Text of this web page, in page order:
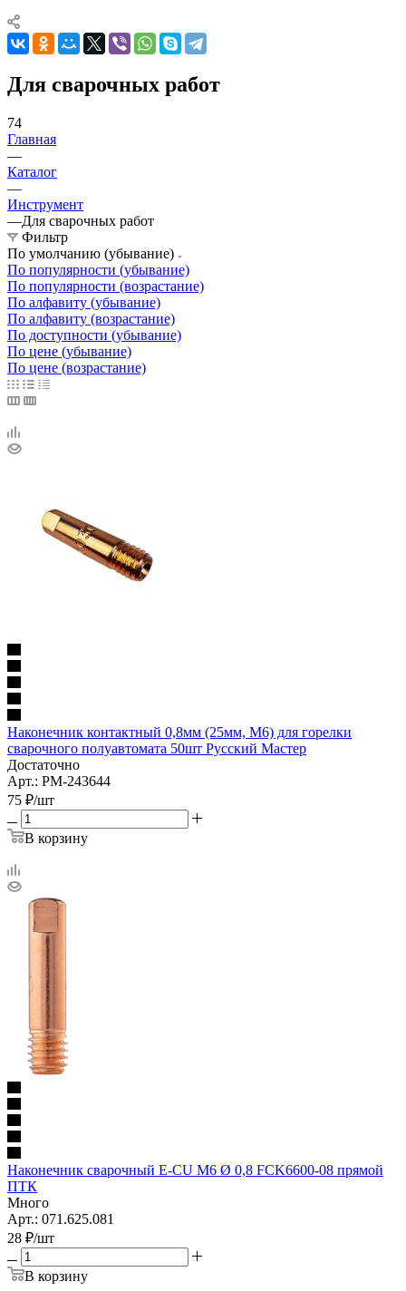
Для сварочных работ
74
Главная
—
Каталог
—
Инструмент
—Для сварочных работ
Фильтр
По умолчанию (убывание)
По популярности (убывание)
По популярности (возрастание)
По алфавиту (убывание)
По алфавиту (возрастание)
По доступности (убывание)
По цене (убывание)
По цене (возрастание)
Наконечник контактный 0,8мм (25мм, М6) для горелки
сварочного полуавтомата 50шт Русский Мастер
Достаточно
Арт.: РМ-243644
75 ₽/шт
В корзину
Наконечник сварочный E-CU М6 Ø 0,8 FCK6600-08 прямой
ПТК
Много
Арт.: 071.625.081
28 ₽/шт
В корзину